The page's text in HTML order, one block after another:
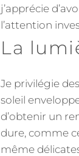
j’apprécie
l’attention
La
Je privilégie
soleil
d’obtenir un
dure, comme
même